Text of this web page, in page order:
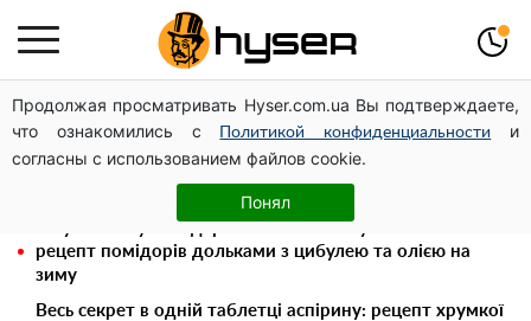
Продолжая просматривать Hyser.com.ua Вы подтверждаете,
что ознакомились с
Политикой конфиденциальности
и
согласны с использованием файлов cookie.
Понял
Гола Олена Тополя у цікавих позах змусила відвисати
щелепи: злив відео – було лише початком
Повністю гола Анна Трінчер блиснула "принадами":
таких розмірів ви ще не бачили
рецепт помідорів дольками з цибулею та олією на
зиму
Весь секрет в одній таблетці аспірину: рецепт хрумкої